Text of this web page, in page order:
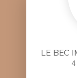
LE BEC
4